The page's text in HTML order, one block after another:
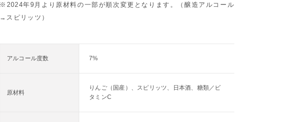
※2024年9月より原材料の一部が順次変更となります。（醸造アルコール
→スピリッツ）
アルコール度数 7%
原材料
りんご（国産）、スピリッツ、日本酒、糖類／ビ
タミンC